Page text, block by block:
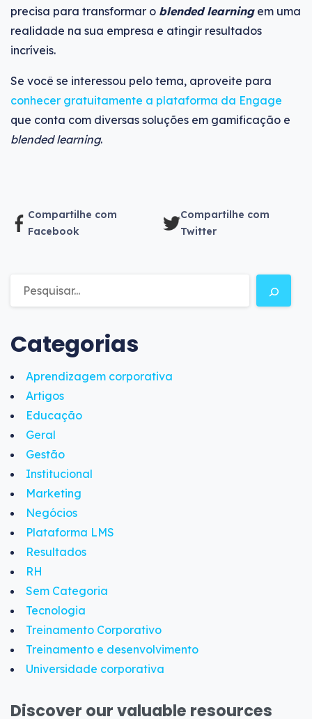
precisa para transformar o blended learningem uma
realidade na sua empresa e atingir resultados
incríveis.
Se você se interessou pelo tema, aproveite para
conhecer gratuitamente a plataforma da Engage
que conta com diversas soluções em gamificação e
blended learning.
Compartilhe com
Facebook
Compartilhe com
Twitter
Categorias
Aprendizagem corporativa
Artigos
Educação
Geral
Gestão
Institucional
Marketing
Negócios
Plataforma LMS
Resultados
RH
Sem Categoria
Tecnologia
Treinamento Corporativo
Treinamento e desenvolvimento
Universidade corporativa
Discover our valuable resources